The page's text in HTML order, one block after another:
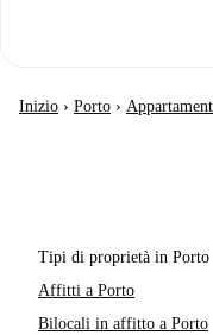
Inizio › Porto ›
Tipi di proprietà in Porto
Affitti a Porto
Bilocali in affitto a Porto